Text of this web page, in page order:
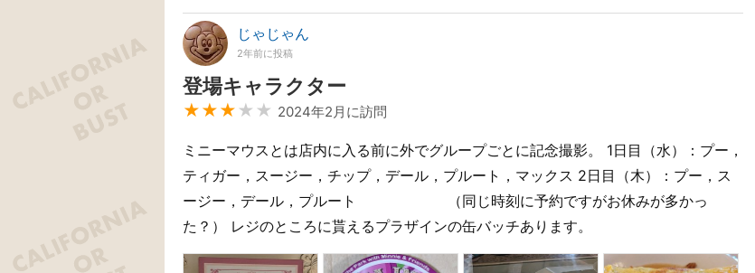
じゃじゃん
2年前に投稿
登場キャラクター
★★★ ★★ 2024年2月に訪問
ミニーマウスとは店内に入る前に外でグループごとに記念撮影。 1日目（水）：プー，
ティガー，スージー，チップ，デール，プルート，マックス 2日目（木）：プー，ス
ージー，デール，プルート （同じ時刻に予約ですがお休みが多かっ
た？） レジのところに貰えるプラザインの缶バッチあります。